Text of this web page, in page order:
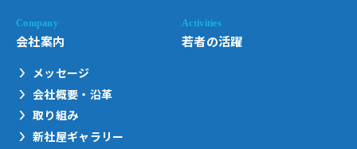
会社案内
メッセージ
会社概要・沿革
取り組み
新社屋ギャラリー
若者の活躍